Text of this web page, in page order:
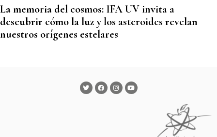
La memoria del cosmos: IFA UV invita a
descubrir cómo la luz y los asteroides revelan
nuestros orígenes estelares